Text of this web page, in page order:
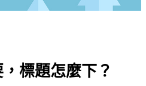
標題怎麼下？